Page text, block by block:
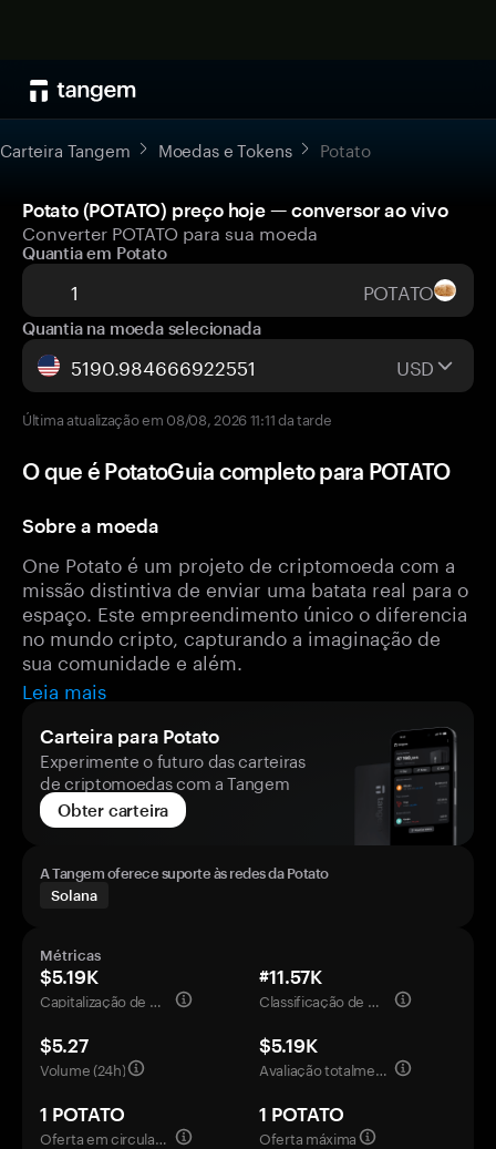
Carteira Tangem Moedas e Tokens Potato
Potato (POTATO) preço hoje — conversor ao vivo
Converter POTATO para sua moeda
Quantia em Potato
POTATO
Quantia na moeda selecionada
USD
Última atualização em 08/08, 2026 11:11 da tarde
O que é PotatoGuia completo para POTATO
Sobre a moeda
One Potato é um projeto de criptomoeda com a
missão distintiva de enviar uma batata real para o
espaço. Este empreendimento único o diferencia
no mundo cripto, capturando a imaginação de
sua comunidade e além.
Leia mais
Carteira para Potato
Experimente o futuro das carteiras
de criptomoedas com a Tangem
Obter carteira
A Tangem oferece suporte às redes da Potato
Solana
Métricas
$5.19K
Capitalização de mercado
#11.57K
Classificação de mercado
$5.27
Volume (24h)
$5.19K
Avaliação totalmente diluída
1 POTATO
Oferta em circulação
1 POTATO
Oferta máxima